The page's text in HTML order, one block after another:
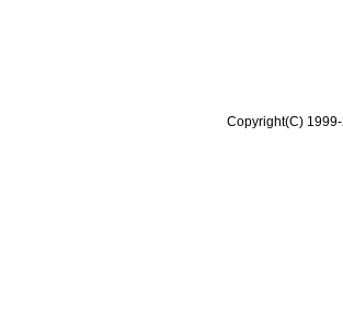
Copyright(C)